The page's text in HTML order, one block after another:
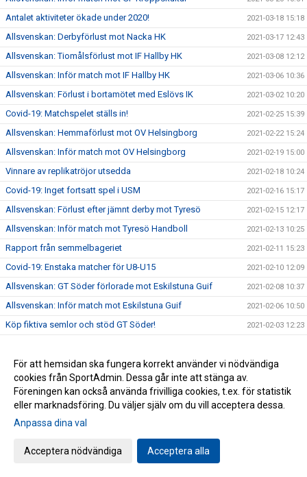
Antalet aktiviteter ökade under 2020! 2021-03-18 15:18
Allsvenskan: Derbyförlust mot Nacka HK 2021-03-17 12:43
Allsvenskan: Tiomålsförlust mot IF Hallby HK 2021-03-08 12:12
Allsvenskan: Inför match mot IF Hallby HK 2021-03-06 10:36
Allsvenskan: Förlust i bortamötet med Eslövs IK 2021-03-02 10:20
Covid-19: Matchspelet ställs in! 2021-02-25 15:39
Allsvenskan: Hemmaförlust mot OV Helsingborg 2021-02-22 15:24
Allsvenskan: Inför match mot OV Helsingborg 2021-02-19 15:00
Vinnare av replikatröjor utsedda 2021-02-18 10:24
Covid-19: Inget fortsatt spel i USM 2021-02-16 15:17
Allsvenskan: Förlust efter jämnt derby mot Tyresö 2021-02-15 12:17
Allsvenskan: Inför match mot Tyresö Handboll 2021-02-13 10:25
Rapport från semmelbageriet 2021-02-11 15:23
Covid-19: Enstaka matcher för U8-U15 2021-02-10 12:09
Allsvenskan: GT Söder förlorade mot Eskilstuna Guif 2021-02-08 10:37
Allsvenskan: Inför match mot Eskilstuna Guif 2021-02-06 10:50
Köp fiktiva semlor och stöd GT Söder! 2021-02-03 12:23
Allsvenskan: Inför match mot Kärra HF 2021-01-29 15:05
Allsvenskan: Bortaförlust mot Kroppskultur 2021-01-26 09:54
Gåva till vår verksamhet 2021-01-25 09:47
Covid-19: Inomhusträning för spelare födda 2005 & senare
Allsvenskan: Tremålsförlust mot Skånela IF
Allsvenskan: Inför match mot Skånela IF
För att hemsidan ska fungera korrekt använder vi nödvändiga
cookies från SportAdmin. Dessa går inte att stänga av.
Föreningen kan också använda frivilliga cookies, t.ex. för statistik
eller marknadsföring. Du väljer själv om du vill acceptera dessa.
Anpassa dina val
Acceptera nödvändiga Acceptera alla